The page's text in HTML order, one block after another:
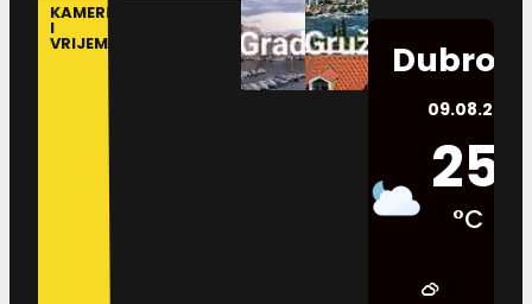
KAMERE
I
VRIJEME
09.08.2026.
25
°C